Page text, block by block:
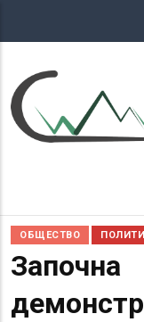
съдържание
ОБЩЕСТВО
Започна